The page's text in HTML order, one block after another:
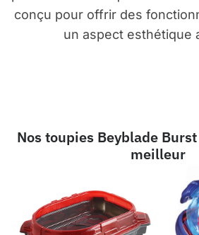
conçu pour offrir des
un aspect esthétique
Nos toupies Beyblade
meilleur